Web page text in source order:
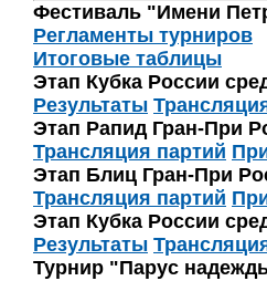
Фестиваль "Имени
Регламенты турниров
Итоговые таблицы
Этап Кубка России
Результаты
Этап Рапид Гран-При
Трансляция партий
Этап Блиц Гран-При
Трансляция партий
Этап Кубка России
Результаты
Турнир "Парус